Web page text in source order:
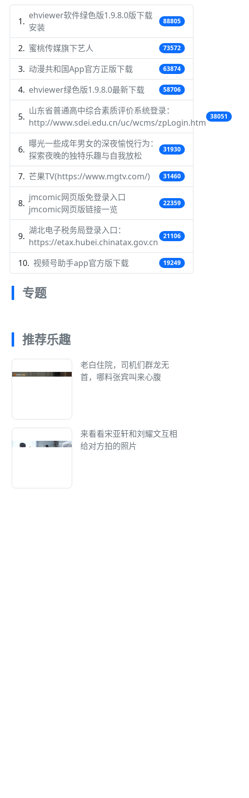
ehviewer软件绿色版1.9.8.0版下载
安装
88805
蜜桃传媒旗下艺人 73572
动漫共和国App官方正版下载 63874
ehviewer绿色版1.9.8.0最新下载 58706
山东省普通高中综合素质评价系统登录：
http://www.sdei.edu.cn/uc/wcms/zpLogin.htm
38051
曝光一些成年男女的深夜愉悦行为：
探索夜晚的独特乐趣与自我放松
31930
芒果TV(https://www.mgtv.com/) 31460
jmcomic网页版免登录入口
jmcomic网页版链接一览
22359
湖北电子税务局登录入口：
https://etax.hubei.chinatax.gov.cn
21106
视频号助手app官方版下载 19249
专题
推荐乐趣
老白住院，司机们群龙无
首，哪料张宾叫来心腹
来看看宋亚轩和刘耀文互相
给对方拍的照片